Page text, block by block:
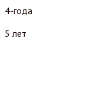
4-года
5 лет